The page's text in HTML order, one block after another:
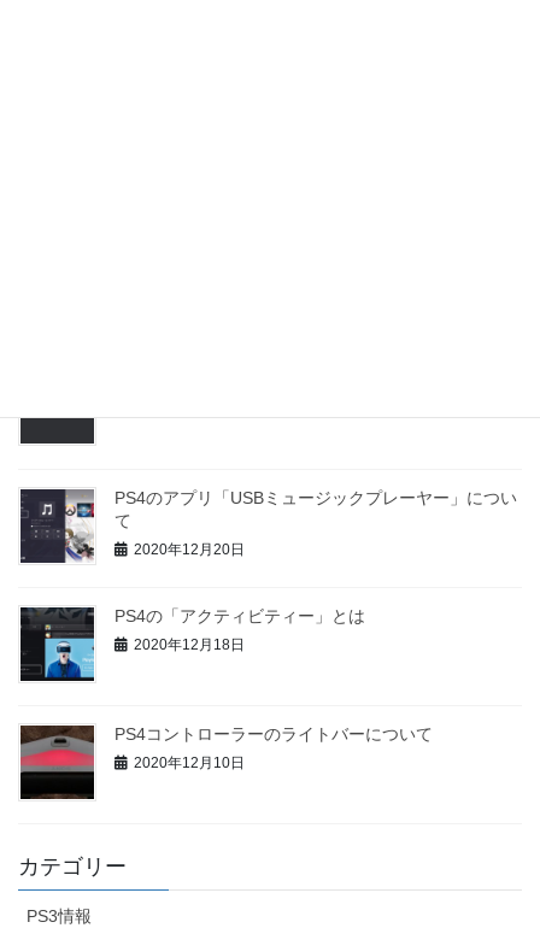
PS4のアプリ「USBミュージックプレーヤー」につい
て
2020年12月20日
PS4の「アクティビティー」とは
2020年12月18日
PS4コントローラーのライトバーについて
2020年12月10日
カテゴリー
PS3情報